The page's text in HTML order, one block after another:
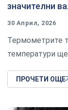
значителни
30 Април, 2026
Термометрите
температури
ПРОЧЕТИ ОЩЕ